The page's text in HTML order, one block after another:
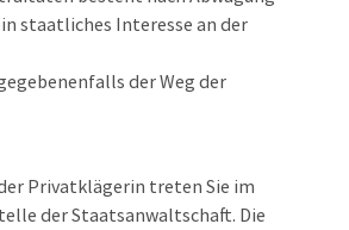
staatliches Interesse an der
der Weg der
Privatklägerin treten Sie im
der Staatsanwaltschaft. Die